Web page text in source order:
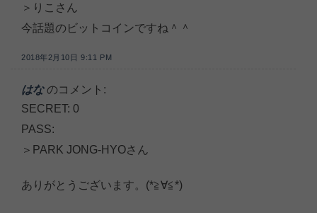
＞りこさん
今話題のビットコインですね＾＾
2018年2月10日 9:11 PM
はな のコメント:
SECRET: 0
PASS:
＞PARK JONG-HYOさん
ありがとうございます。(*≧∀≦*)